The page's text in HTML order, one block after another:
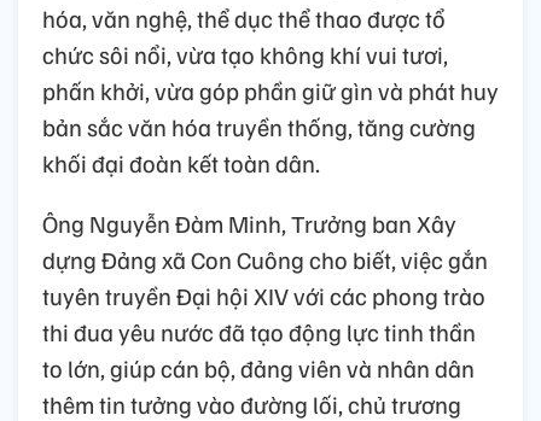
hóa, văn nghệ, thể dục thể thao được tổ
chức sôi nổi, vừa tạo không khí vui tươi,
phấn khởi, vừa góp phần giữ gìn và phát huy
bản sắc văn hóa truyền thống, tăng cường
khối đại đoàn kết toàn dân.
Ông Nguyễn Đàm Minh, Trưởng ban Xây
dựng Đảng xã Con Cuông cho biết, việc gắn
tuyên truyền Đại hội XIV với các phong trào
thi đua yêu nước đã tạo động lực tinh thần
to lớn, giúp cán bộ, đảng viên và nhân dân
thêm tin tưởng vào đường lối, chủ trương